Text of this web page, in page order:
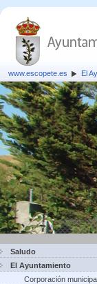
www.escopete.es El
Saludo
El Ayuntamiento
Corporación